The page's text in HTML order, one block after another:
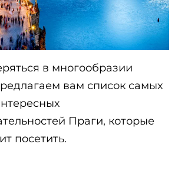
в многообразии
вам список самых
Праги, которые